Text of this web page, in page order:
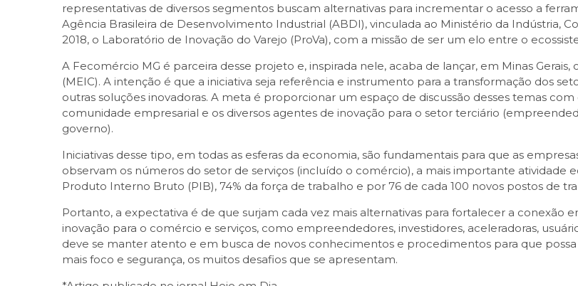
representativas de diversos segmentos buscam alternativas para incrementar o acesso a
Agência Brasileira de Desenvolvimento Industrial (ABDI), vinculada ao Ministério da Indústria,
2018, o Laboratório de Inovação do Varejo (ProVa), com a missão de ser um elo entre o
A Fecomércio MG é parceira desse projeto e, inspirada nele, acaba de lançar, em Minas
(MEIC). A intenção é que a iniciativa seja referência e instrumento para a transformação dos
outras soluções inovadoras. A meta é proporcionar um espaço de discussão desses temas
comunidade empresarial e os diversos agentes de inovação para o setor terciário
governo).
Iniciativas desse tipo, em todas as esferas da economia, são fundamentais para que as
observam os números do setor de serviços (incluído o comércio), a mais importante atividade
Produto Interno Bruto (PIB), 74% da força de trabalho e por 76 de cada 100 novos postos de
Portanto, a expectativa é de que surjam cada vez mais alternativas para fortalecer a conexão
inovação para o comércio e serviços, como empreendedores, investidores, aceleradoras,
deve se manter atento e em busca de novos conhecimentos e procedimentos para que
mais foco e segurança, os muitos desafios que se apresentam.